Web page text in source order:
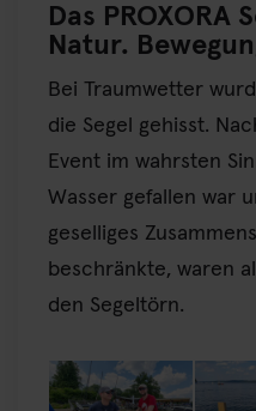
Das PROXORA
Natur.
Bei Traumwetter
die Segel gehisst.
Event im wahrsten
Wasser gefallen war
geselliges
beschränkte, waren
den Segeltörn.